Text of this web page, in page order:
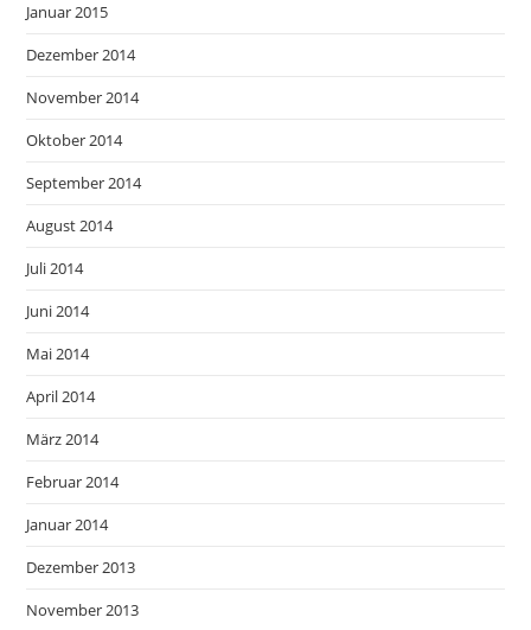
Januar 2015
Dezember 2014
November 2014
Oktober 2014
September 2014
August 2014
Juli 2014
Juni 2014
Mai 2014
April 2014
März 2014
Februar 2014
Januar 2014
Dezember 2013
November 2013